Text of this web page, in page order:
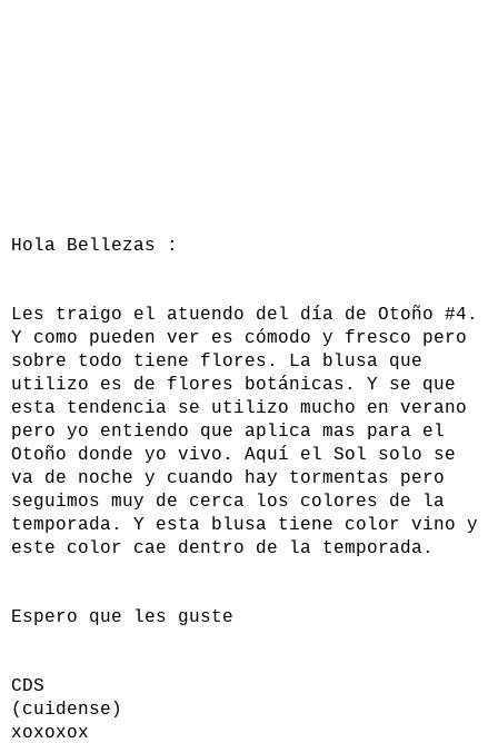
Hola Bellezas :
Les traigo el atuendo del día de Otoño #4.
Y como pueden ver es cómodo y fresco pero
sobre todo tiene flores. La blusa que
utilizo es de flores botánicas. Y se que
esta tendencia se utilizo mucho en verano
pero yo entiendo que aplica mas para el
Otoño donde yo vivo. Aquí el Sol solo se
va de noche y cuando hay tormentas pero
seguimos muy de cerca los colores de la
temporada. Y esta blusa tiene color vino y
este color cae dentro de la temporada.
Espero que les guste
CDS
(cuidense)
xoxoxox